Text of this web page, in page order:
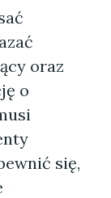
oraz
o
się,